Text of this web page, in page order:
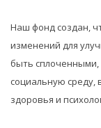
Наш фонд создан,
изменений для
быть
социальную среду,
здоровья и